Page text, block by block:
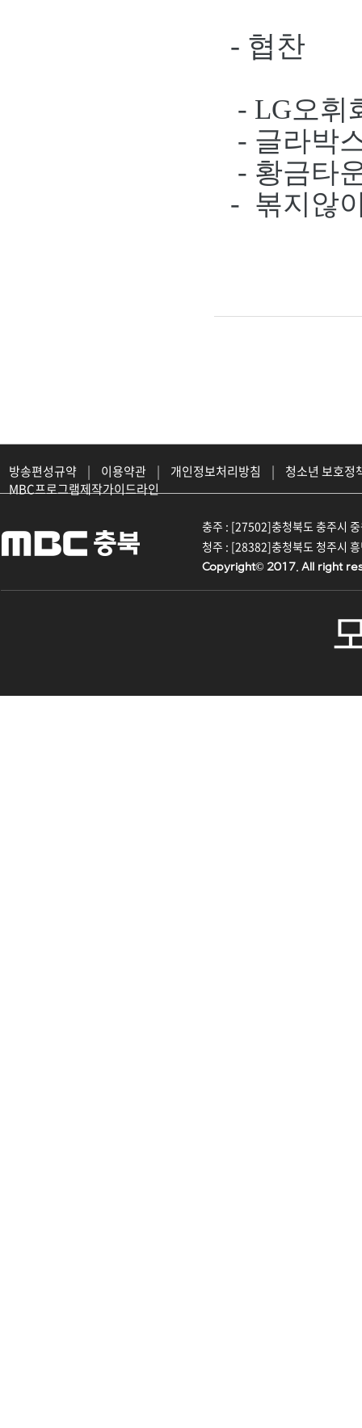
- 협찬
- LG오휘
- 글라박
- 황금타
- 볶지않
방송편성규약 | 이용약관 | 개인정보처리방침 |
청소년 보호정
MBC프로그램제작가이드라인
충주 : [27502]충청북도 충주시
청주 : [28382]충청북도 청주시
Copyright© 2017. All right